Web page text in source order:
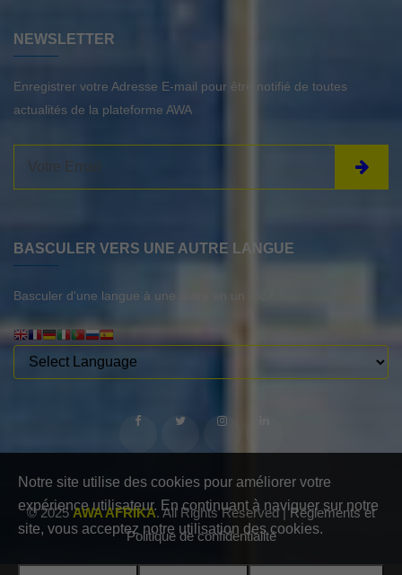
Notre site utilise des cookies pour améliorer votre
expérience utilisateur. En continuant à naviguer sur notre
site, vous acceptez notre utilisation des cookies.
NEWSLETTER
Enregistrer votre Adresse E-mail pour être notifié de toutes
actualités de la plateforme AWA
BASCULER VERS UNE AUTRE LANGUE
Basculer d'une langue à une autre en un clic !
© 2025AWA AFRIKA. All Rights Reserved |Règlements et
Politique de confidentialité